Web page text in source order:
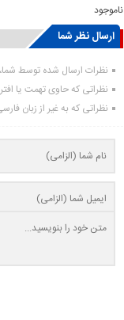
ناموجود
ارسال نظر شما
نظرات ارسال شده توسط
نظراتی که حاوی تهمت یا
نظراتی که به غیر از زبان